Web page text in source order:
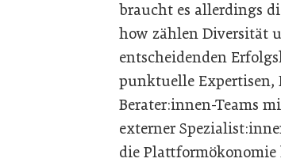
braucht es allerdings
how zählen Diversität
entscheidenden
punktuelle
Berater:innen-Teams
externer
die